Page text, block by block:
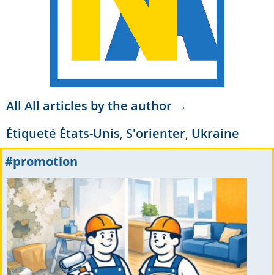
All All articles by the author →
Étiqueté États-Unis, S'orienter, Ukraine
#promotion